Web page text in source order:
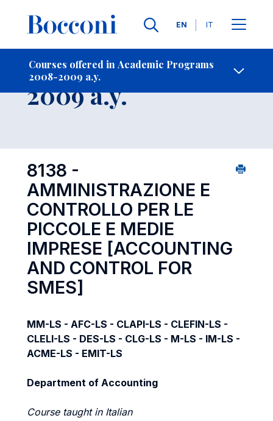
Languages
EN IT
Courses offered in Academic Programs
2008-2009 a.y.
- Contact Us
Course 2008-
2009 a.y.
8138 -
AMMINISTRAZIONE E
CONTROLLO PER LE
PICCOLE E MEDIE
IMPRESE [ACCOUNTING
AND CONTROL FOR
SMES]
MM-LS - AFC-LS - CLAPI-LS - CLEFIN-LS -
CLELI-LS - DES-LS - CLG-LS - M-LS - IM-LS -
ACME-LS - EMIT-LS
Department of Accounting
Course taught in Italian